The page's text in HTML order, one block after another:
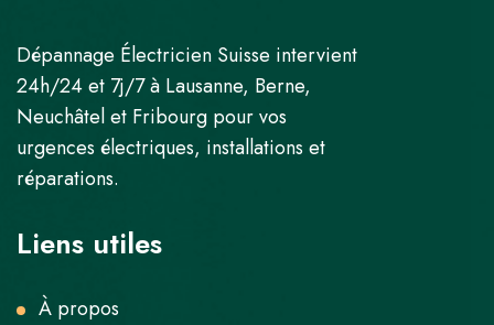
Dépannage Électricien Suisse intervient
24h/24 et 7j/7 à Lausanne, Berne,
Neuchâtel et Fribourg pour vos
urgences électriques, installations et
réparations.
Liens utiles
À propos